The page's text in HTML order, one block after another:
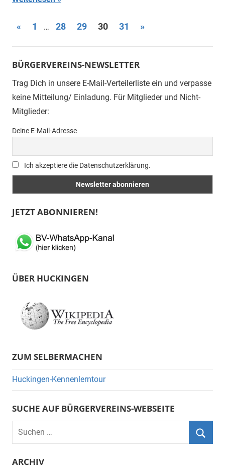
Seitennummerierung
der
Beiträge
« Vorherige
1 … 28 29 30 31
Nächste
»
BÜRGERVEREINS-NEWSLETTER
Trag Dich in unsere E-Mail-Verteilerliste ein und verpasse
keine Mitteilung/ Einladung. Für Mitglieder und Nicht-
Mitglieder:
Deine E-Mail-Adresse
Ich akzeptiere die Datenschutzerklärung.
JETZT ABONNIEREN!
ÜBER HUCKINGEN
ZUM SELBERMACHEN
Huckingen-Kennenlerntour
SUCHE AUF BÜRGERVEREINS-WEBSEITE
Suchen
ARCHIV